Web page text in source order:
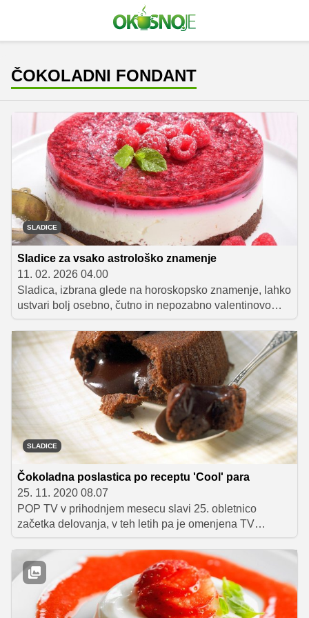
ČOKOLADNI FONDANT
SLADICE
Sladice za vsako astrološko znamenje
11. 02. 2026 04.00
Sladica, izbrana glede na horoskopsko znamenje, lahko
ustvari bolj osebno, čutno in nepozabno valentinovo
izkušnjo. Presenetite drago ali dragega kot še nikoli.
SLADICE
Čokoladna poslastica po receptu 'Cool' para
25. 11. 2020 08.07
POP TV v prihodnjem mesecu slavi 25. obletnico
začetka delovanja, v teh letih pa je omenjena TV
postaja nanizala številne priljubljene serije in šove.
Mednje sodi tudi kuharski resničnostni šov Gostilna išče
šefa, ki pa nam ni postregel zgolj z zanimivimi
kuharskimi kreacijami in prigodami, temveč je bil tudi
prizorišče začetka ljubezenske zgodbe Teje Perjet,
danes Jugovic, in Janija Jugovica, ki ju danes poznamo